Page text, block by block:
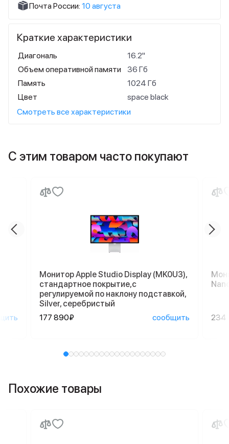
Почта России: 10 августа
Краткие характеристики
Диагональ
16.2"
Объем оперативной памяти
36 Гб
Память
1024 Гб
Цвет
space black
Смотреть все характеристики
С этим товаром часто покупают
Монитор Apple Studio Display (MK0U3),
стандартное покрытие,с
регулируемой по наклону подставкой,
Silver, серебристый
177 890₽
сообщить 234
Похожие товары